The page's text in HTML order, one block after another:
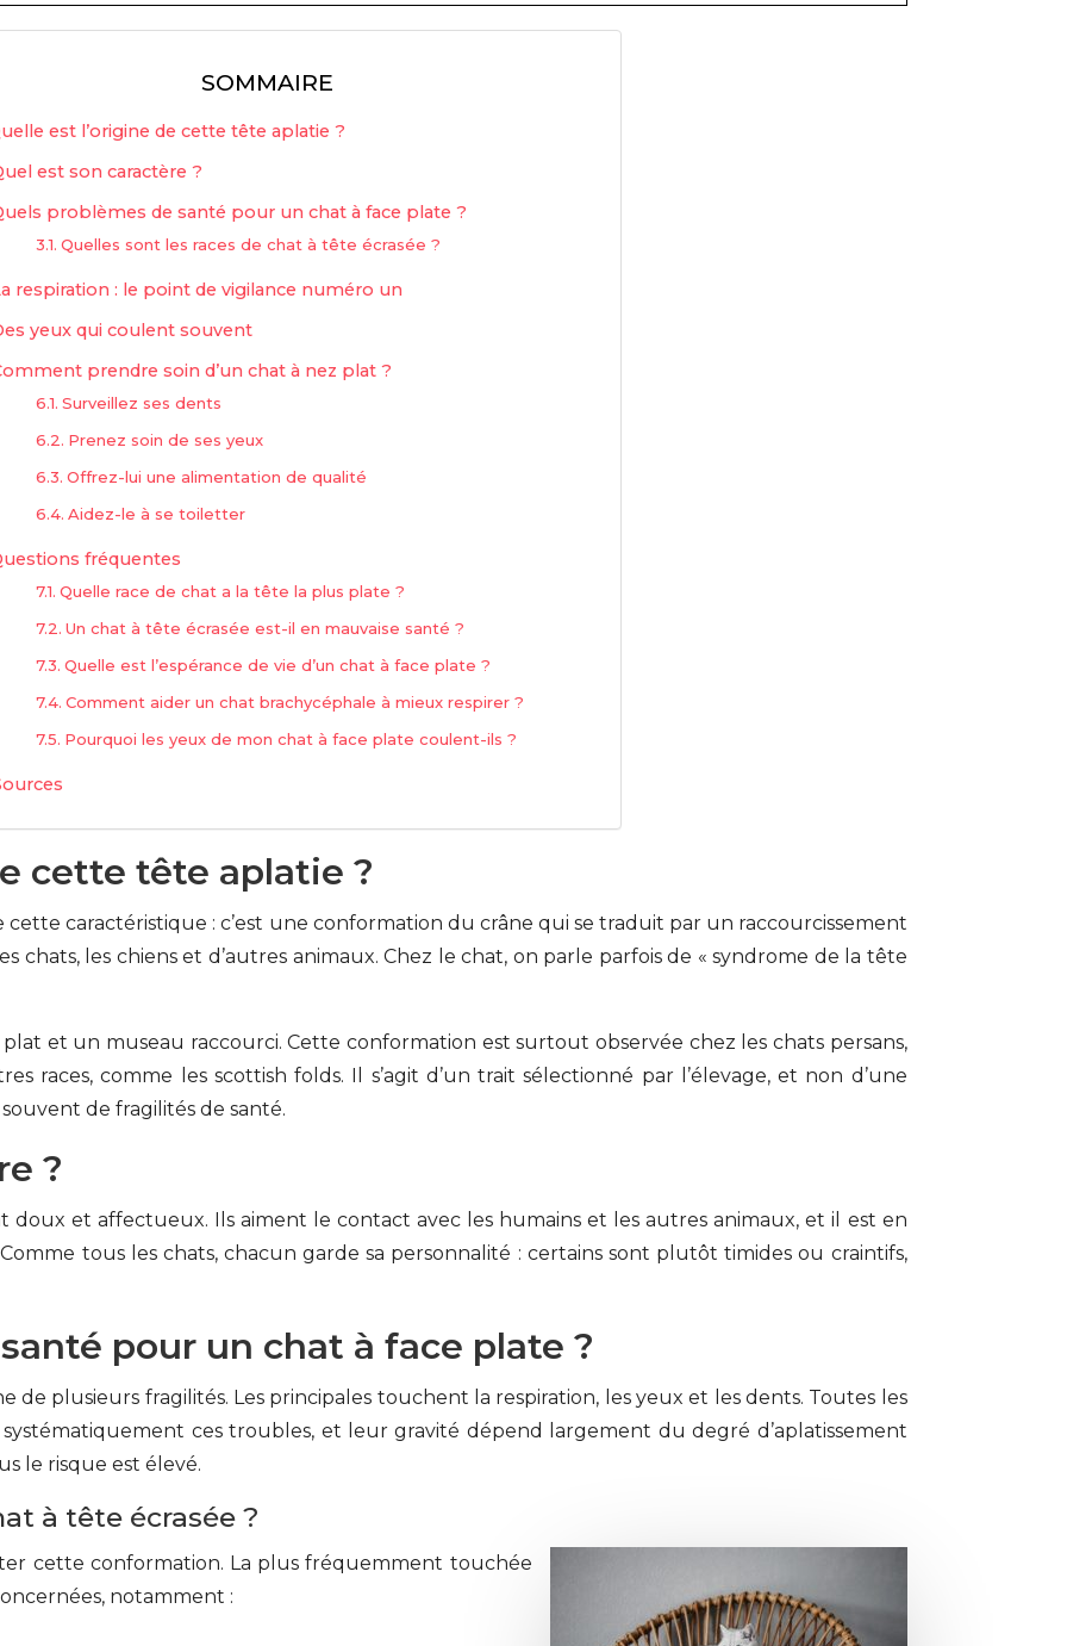
SOMMAIRE
est l’origine de cette tête aplatie ?
est son caractère ?
problèmes de santé pour un chat à face plate ?
Quelles sont les races de chat à tête écrasée ?
respiration : le point de vigilance numéro un
yeux qui coulent souvent
prendre soin d’un chat à nez plat ?
Surveillez ses dents
Prenez soin de ses yeux
Offrez-lui une alimentation de qualité
Aidez-le à se toiletter
fréquentes
Quelle race de chat a la tête la plus plate ?
Un chat à tête écrasée est-il en mauvaise santé ?
Quelle est l’espérance de vie d’un chat à face plate ?
Comment aider un chat brachycéphale à mieux respirer ?
Pourquoi les yeux de mon chat à face plate coulent-ils ?
cette tête aplatie ?
cette caractéristique : c’est une conformation du crâne qui se traduit par un raccourcissement
chats, les chiens et d’autres animaux. Chez le chat, on parle parfois de « syndrome de la tête
et un museau raccourci. Cette conformation est surtout observée chez les chats persans,
races, comme les scottish folds. Il s’agit d’un trait sélectionné par l’élevage, et non d’une
souvent de fragilités de santé.
?
doux et affectueux. Ils aiment le contact avec les humains et les autres animaux, et il est en
tous les chats, chacun garde sa personnalité : certains sont plutôt timides ou craintifs,
pour un chat à face plate ?
de plusieurs fragilités. Les principales touchent la respiration, les yeux et les dents. Toutes les
ces troubles, et leur gravité dépend largement du degré d’aplatissement
le risque est élevé.
à tête écrasée ?
cette conformation. La plus fréquemment touchée
notamment :